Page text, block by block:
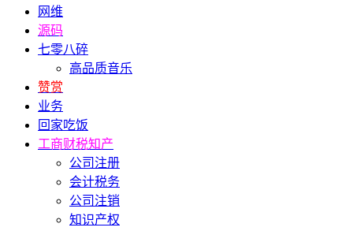
网维
源码
七零八碎
高品质音乐
赞赏
业务
回家吃饭
工商财税知产
公司注册
会计税务
公司注销
知识产权